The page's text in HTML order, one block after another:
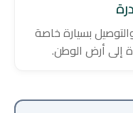
بسيارة خاصة
إلى أرض الوطن.